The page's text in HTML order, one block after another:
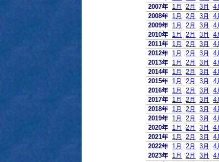
2007年 1月 2月 3月
4
2008年 1月 2月 3月
4
2009年 1月 2月 3月
4
2010年 1月 2月 3月
4
2011年 1月 2月 3月
4
2012年 1月 2月 3月
4
2013年 1月 2月 3月
4
2014年 1月 2月 3月
4
2015年 1月 2月 3月
4
2016年 1月 2月 3月
4
2017年 1月 2月 3月
4
2018年 1月 2月 3月
4
2019年 1月 2月 3月
4
2020年 1月 2月 3月
4
2021年 1月 2月 3月
4
2022年 1月 2月 3月
4
2023年 1月 2月 3月
4